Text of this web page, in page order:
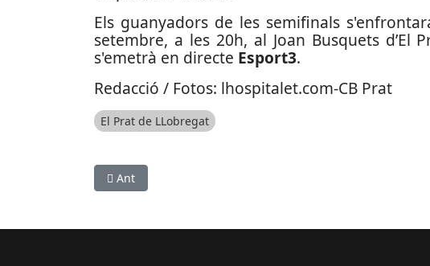
Els guanyadors de les semifinals
setembre, a les 20h, al Joan Busquets
s'emetrà en directe Esport3.
Redacció / Fotos: lhospitalet.com-CB Prat
El Prat de LLobregat
Article anterior: Enrique i Ouboukir guanyen la Cursa
Ant